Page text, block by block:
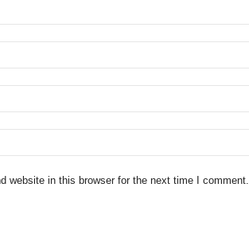
website in this browser for the next time I comment.